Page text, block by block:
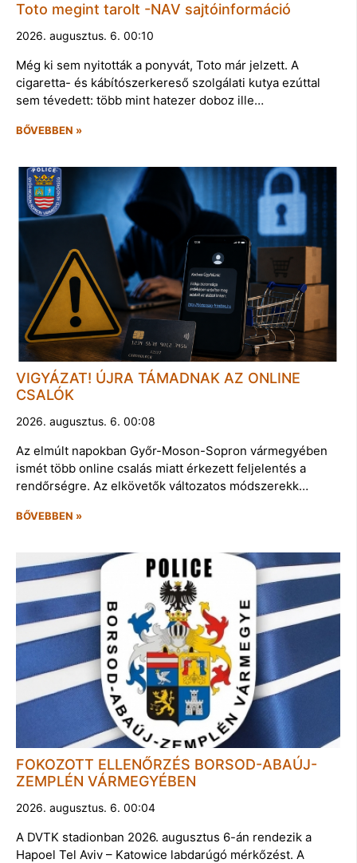
Toto megint tarolt -NAV sajtóinformáció
2026. augusztus. 6. 00:10
Még ki sem nyitották a ponyvát, Toto már jelzett. A
cigaretta- és kábítószerkereső szolgálati kutya ezúttal
sem tévedett: több mint hatezer doboz ille…
BŐVEBBEN »
VIGYÁZAT! ÚJRA TÁMADNAK AZ ONLINE
CSALÓK
2026. augusztus. 6. 00:08
Az elmúlt napokban Győr-Moson-Sopron vármegyében
ismét több online csalás miatt érkezett feljelentés a
rendőrségre. Az elkövetők változatos módszerekk…
BŐVEBBEN »
FOKOZOTT ELLENŐRZÉS BORSOD-ABAÚJ-
ZEMPLÉN VÁRMEGYÉBEN
2026. augusztus. 6. 00:04
A DVTK stadionban 2026. augusztus 6-án rendezik a
Hapoel Tel Aviv – Katowice labdarúgó mérkőzést. A